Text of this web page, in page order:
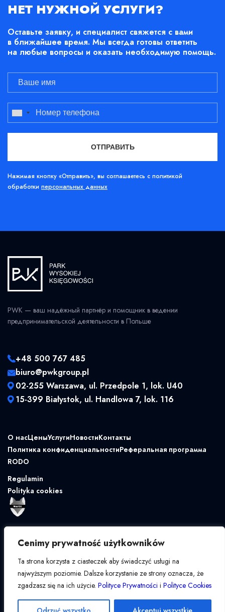
Cenimy prywatność użytkowników
Ta strona korzysta z ciasteczek aby świadczyć usługi na
najwyższym poziomie. Dalsze korzystanie ze strony oznacza, że
zgadzasz się na ich użycie. Polityce Prywatności i Polityce Cookies
НЕТ НУЖНОЙ УСЛУГИ?
Оставьте заявку, и специалист свяжется с вами
в ближайшее время. Мы всегда готовы ответить
на любые вопросы и оказать необходимую помощь.
Нажимая кнопку «Отправить», вы соглашаетесь с политикой
обработки персональных данных
PWK — ваш надёжный партнёр и помощник в ведении
предпринимательской деятельности в Польше
+48 500 767 485
biuro@pwkgroup.pl
02-255 Warszawa, ul. Przedpole 1, lok. U40
15-399 Białystok, ul. Handlowa 7, lok. 116
О насЦеныУслугиНовостиКонтакты
Политика конфиденциальностиРеферальная программа
RODO
Regulamin
Polityka cookies